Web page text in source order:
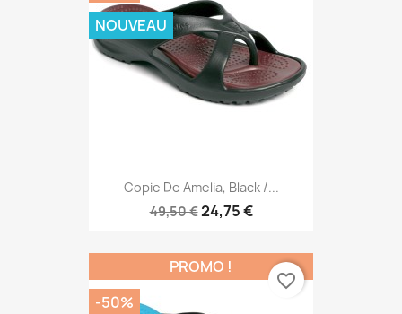
Copie De Amelia, Black /...
49,50 €24,75 €
NOUVEAU
PROMO !
-50%
favorite_border